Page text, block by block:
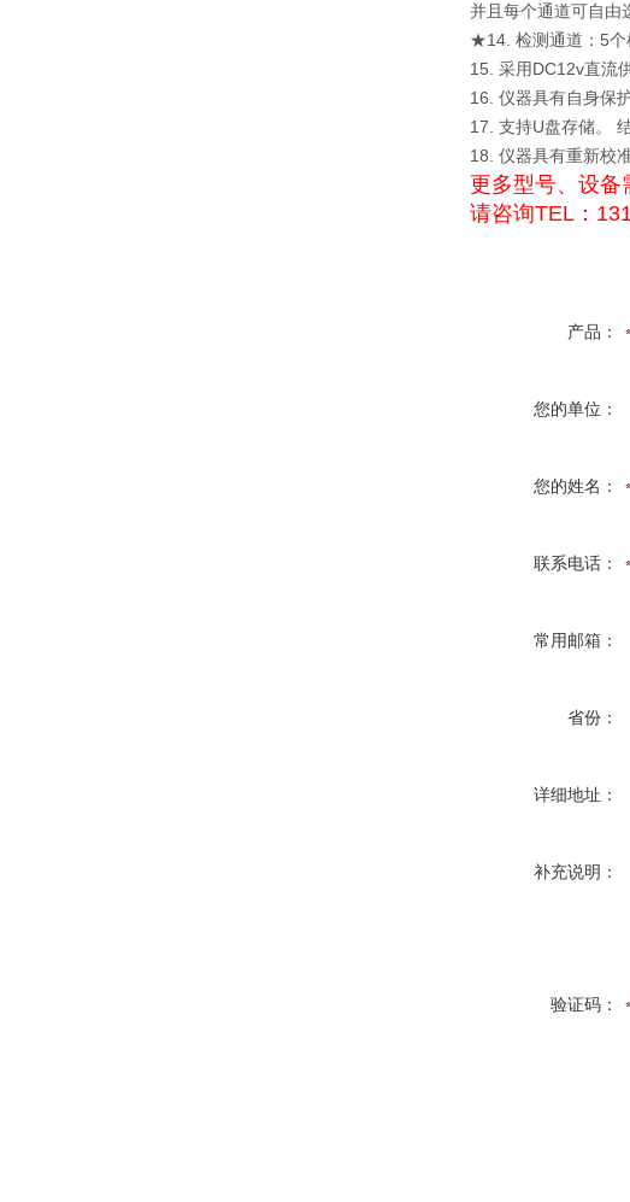
并且每个通道可自由
★14. 检测通道：5个
15. 采用DC12v直流
16. 仪器具有自身保
17. 支持U盘存储。
18. 仪器具有重新校
更多型号、设备
请咨询TEL：
产品：
您的单位：
您的姓名：
联系电话：
常用邮箱：
省份：
详细地址：
补充说明：
验证码：